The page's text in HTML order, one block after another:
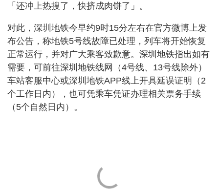
「还冲上热搜了，快挤成肉饼了」。
对此，深圳地铁今早约9时15分左右在官方微博上发
布公告，称地铁5号线故障已处理，列车将开始恢复
正常运行，并对广大乘客致歉意。深圳地铁指出如有
需要，可前往深圳地铁线网（4号线、13号线除外）
车站客服中心或深圳地铁APP线上开具延误证明（2
个工作日内），也可凭乘车凭证办理相关票务手续
（5个自然日内）。